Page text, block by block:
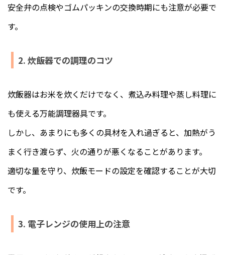
安全弁の点検やゴムパッキンの交換時期にも注意が必要で
す。
2. 炊飯器での調理のコツ
炊飯器はお米を炊くだけでなく、煮込み料理や蒸し料理に
も使える万能調理器具です。
しかし、あまりにも多くの具材を入れ過ぎると、加熱がう
まく行き渡らず、火の通りが悪くなることがあります。
適切な量を守り、炊飯モードの設定を確認することが大切
です。
3. 電子レンジの使用上の注意